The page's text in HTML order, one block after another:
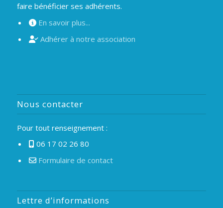
faire bénéficier ses adhérents.
En savoir plus...
Adhérer à notre association
Nous contacter
Pour tout renseignement :
06 17 02 26 80
Formulaire de contact
Lettre d’informations